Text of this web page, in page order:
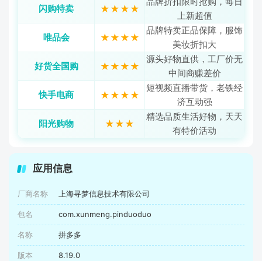
闪购特卖
★★★★
上新超值
唯品会
★★★★
品牌特卖正品保障，服饰
美妆折扣大
好货全国购
★★★★
源头好物直供，工厂价无
中间商赚差价
快手电商
★★★★
短视频直播带货，老铁经
济互动强
阳光购物
★★★
精选品质生活好物，天天
有特价活动
应用信息
厂商名称 上海寻梦信息技术有限公司
包名 com.xunmeng.pinduoduo
名称 拼多多
版本 8.19.0